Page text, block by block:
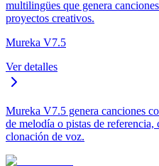
multilingües que genera
proyectos creativos.
Mureka V7.5
Ver detalles
Mureka V7.5 genera canciones
de melodía o pistas de
clonación de voz.